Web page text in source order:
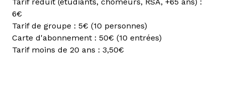
6€
Tarif de groupe : 5€ (10 personnes)
Carte d'abonnement : 50€ (10 entrées)
Tarif moins de 20 ans : 3,50€